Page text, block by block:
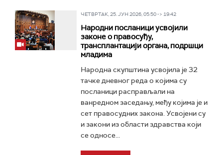
ЧЕТВРТАК, 25. ЈУН 2026, 05:50 -> 19:42
Народни посланици усвојили
законе о правосуђу,
трансплантацији органа, подршци
младима
Народна скупштина усвојила је 32
тачке дневног реда о којима су
посланици расправљали на
ванредном заседању, међу којима је и
сет правосудних закона. Усвојени су
и закони из области здравства који
се односе...